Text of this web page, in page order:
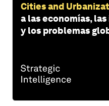
Cities and
a las economías,
y los problemas